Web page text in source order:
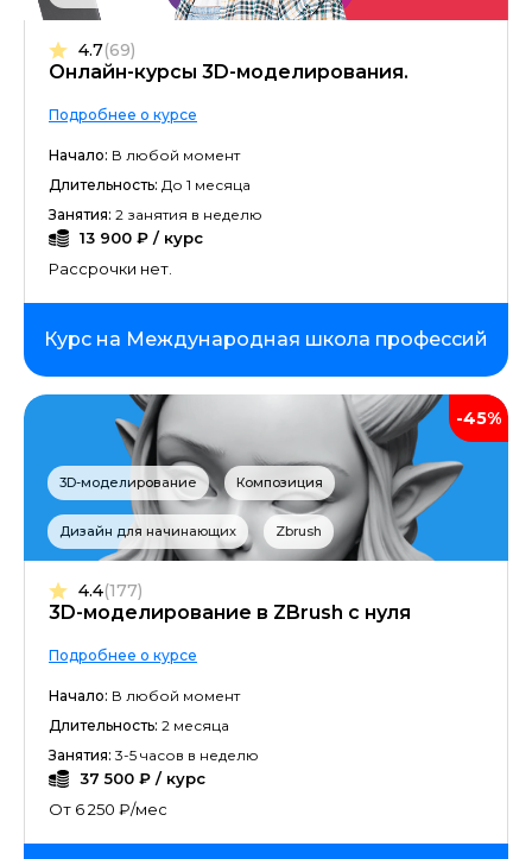
Онлайн-курсы 3D-моделирования.
4.7(69)
Подробнее о курсе
Начало: В любой момент
Длительность: До 1 месяца
Занятия: 2 занятия в неделю
13 900 ₽ / курс
Рассрочки нет.
Курс на Международная школа профессий
-45%
3D-моделирование Композиция
Дизайн для начинающих Zbrush
3D-моделирование в ZBrush с нуля
4.4(177)
Подробнее о курсе
Начало: В любой момент
Длительность: 2 месяца
Занятия: 3-5 часов в неделю
37 500 ₽ / курс
От 6 250 ₽/мес